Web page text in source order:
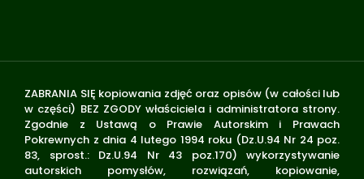
ZABRANIA SIĘ kopiowania zdjęć oraz opisów (w całości lub
w części) BEZ ZGODY właściciela i administratora strony.
Zgodnie z Ustawą o Prawie Autorskim i Prawach
Pokrewnych z dnia 4 lutego 1994 roku (Dz.U.94 Nr 24 poz.
83, sprost.: Dz.U.94 Nr 43 poz.170) wykorzystywanie
autorskich pomysłów, rozwiązań, kopiowanie,